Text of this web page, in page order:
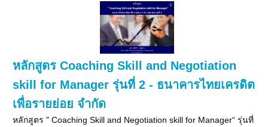
หลักสูตร Coaching Skill and Negotiation
skill for Manager รุ่นที่ 2 - ธนาคารไทยเครดิต
เพื่อรายย่อย จำกัด
หลักสูตร " Coaching Skill and Negotiation skill for Manager“ รุ่นที่